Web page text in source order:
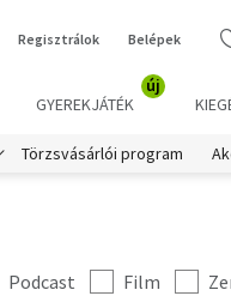
Regisztrálok Belépek
GYEREKJÁTÉK
új
Törzsvásárlói program
Podcast Film